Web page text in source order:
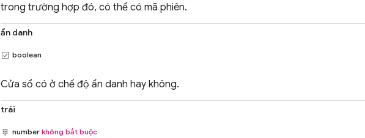
trong trường hợp đó, có thể có mã phiên.
ẩn danh
boolean
Cửa sổ có ở chế độ ẩn danh hay không.
trái
number không bắt buộc